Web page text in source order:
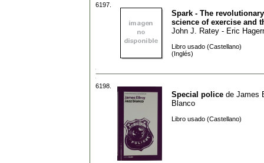
6197.
Spark - The
science of exercise and
John J. Ratey - Eric
Libro usado (Castellano)
(Inglés)
6198.
Special police de James
Blanco
Libro usado (Castellano)